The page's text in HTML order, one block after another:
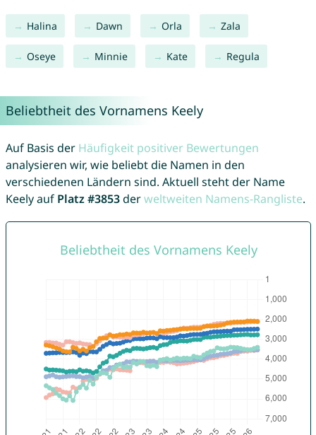
Halina Dawn Orla Zala
Oseye Minnie Kate Regula
Beliebtheit des Vornamens Keely
Auf Basis der Häufigkeit positiver Bewertungen
analysieren wir, wie beliebt die Namen in den
verschiedenen Ländern sind. Aktuell steht der Name
Keely auf Platz #3853derweltweiten Namens-Rangliste.